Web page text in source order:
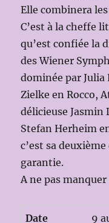
Elle combinera
C’est à la cheffe
qu’est confiée la
des Wiener
dominée par
Zielke en Rocco,
délicieuse Jasmin
Stefan Herheim
c’est sa
garantie.
A ne pas
Date 9